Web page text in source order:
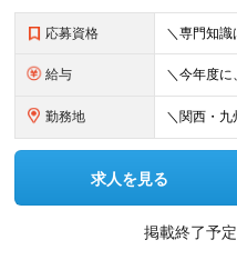
応募資格
給与
勤務地
求人を見る
掲載終了予定